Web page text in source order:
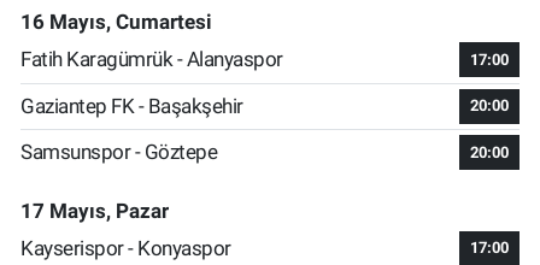
16 Mayıs, Cumartesi
Fatih Karagümrük - Alanyaspor
17:00
Gaziantep FK - Başakşehir 20:00
Samsunspor - Göztepe 20:00
17 Mayıs, Pazar
Kayserispor - Konyaspor
17:00